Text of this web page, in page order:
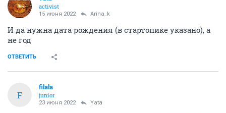
activist
15 июня 2022 Arina_k
И да нужна дата рождения (в стартопике указано), а
не год
ОТВЕТИТЬ
F
filala
junior
23 июня 2022 Yata